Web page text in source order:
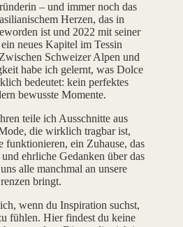
– und immer noch das
Herzen, das in
ist und 2022 mit seiner
neues Kapitel im Tessin
Schweizer Alpen und
habe ich gelernt, was Dolce
bedeutet: kein perfektes
bewusste Momente.
teile ich Ausschnitte aus
die wirklich tragbar ist,
funktionieren, ein Zuhause, das
ehrliche Gedanken über das
alle manchmal an unsere
bringt.
wenn du Inspiration suchst,
fühlen. Hier findest du keine